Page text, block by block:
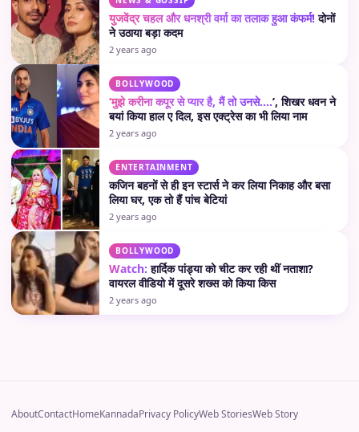
युजवेंद्र चहल और धनश्री वर्मा का तलाक हुआ कंफर्म!दोनों
ने उठाया बड़ा कदम
2 years ago
BOLLYWOOD
‘मुझे करीना कपूर से प्यार है, मैं तो उनसे….’, शिखर धवन ने
बयां किया हाल ए दिल, इस एक्ट्रेस का भी लिया नाम
2 years ago
ENTERTAINMENT
कजिन बहनों से ही इन स्टार्स ने कर लिया निकाह और बसा
लिया घर, एक तो हैं पांच बेटियां
2 years ago
BOLLYWOOD
Watch: हार्दिक पांड्या को चीट कर रही थीं नताशा?
वायरल वीडियो में दूसरे शख्स को किया किस
2 years ago
AboutContactHomeKannadaPrivacy PolicyWeb StoriesWeb Story